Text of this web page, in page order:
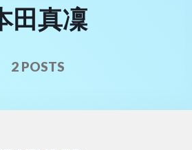
田真凜
2 POSTS